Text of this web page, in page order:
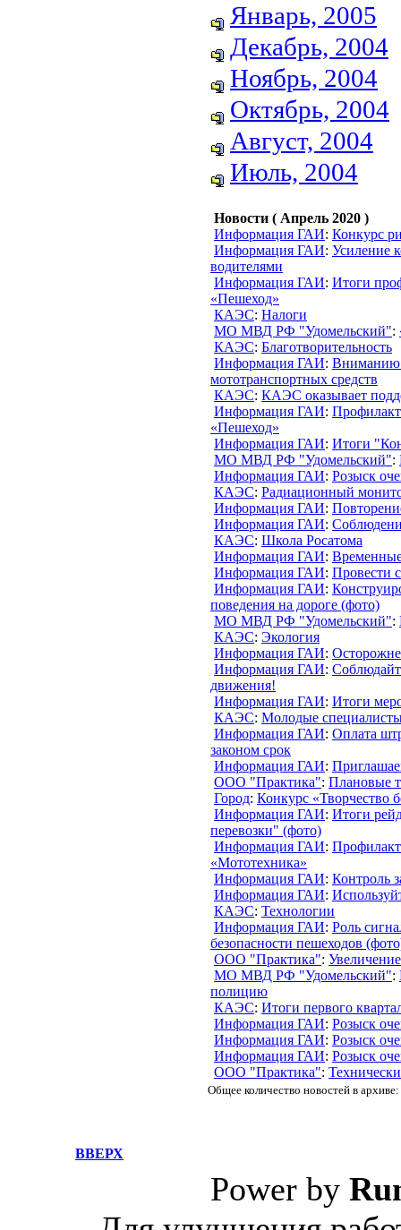
Январь, 2005
Декабрь, 2004
Ноябрь, 2004
Октябрь, 2004
Август, 2004
Июль, 2004
Новости ( Апрель 2020 )
Информация ГАИ: Конкурс
Информация ГАИ: Усиление
водителями
Информация ГАИ: Итоги
«Пешеход»
КАЭС: Налоги
МО МВД РФ "Удомельский":
КАЭС: Благотворительность
Информация ГАИ: Вниманию
мототранспортных средств
КАЭС: КАЭС оказывает
Информация ГАИ:
«Пешеход»
Информация ГАИ: Итоги
МО МВД РФ "Удомельский":
Информация ГАИ: Розыск
КАЭС: Радиационный
Информация ГАИ:
Информация ГАИ:
КАЭС: Школа Росатома
Информация ГАИ:
Информация ГАИ: Провести
Информация ГАИ:
поведения на дороге (фото)
МО МВД РФ "Удомельский":
КАЭС: Экология
Информация ГАИ:
Информация ГАИ:
движения!
Информация ГАИ: Итоги
КАЭС: Молодые
Информация ГАИ: Оплата
законом срок
Информация ГАИ:
ООО "Практика": Плановые
Город: Конкурс «Творчество
Информация ГАИ: Итоги
перевозки" (фото)
Информация ГАИ:
«Мототехника»
Информация ГАИ: Контроль
Информация ГАИ:
КАЭС: Технологии
Информация ГАИ: Роль
безопасности пешеходов
ООО "Практика":
МО МВД РФ "Удомельский":
полицию
КАЭС: Итоги первого
Информация ГАИ: Розыск
Информация ГАИ: Розыск
Информация ГАИ: Розыск
ООО "Практика":
Общее количество новостей в
ВВЕРХ
Power by